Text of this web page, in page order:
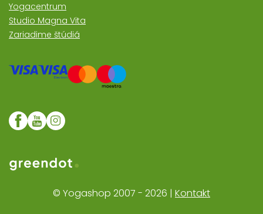
Yogacentrum
Studio Magna Vita
Zariadime štúdiá
Web realizoval Greendot
© Yogashop 2007 - 2026 | Kontakt